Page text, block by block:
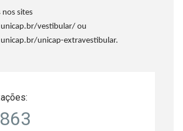
sites
vestibular/ ou
unicap-extravestibular.